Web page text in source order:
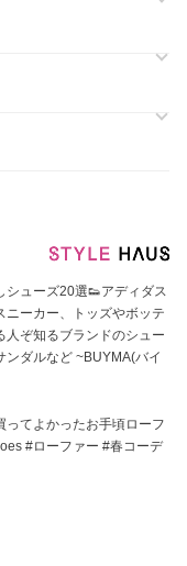
ストからお気軽にお問
み下さい。
シューズ20選👟アディダス
ニーカー、トッズやボッテ
人ぞ知るブランドのシュー
ンダルなど ~BUYMA(バイ
ってよかったお手頃ローフ
#ローファー #春コーデ